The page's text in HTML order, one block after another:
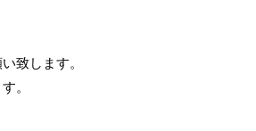
致します。
。